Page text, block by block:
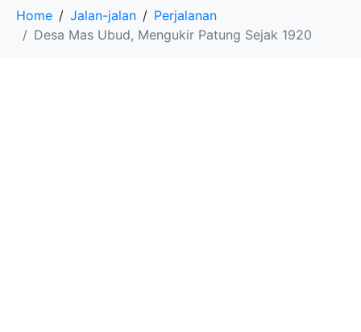
Home Jalan-jalan
Perjalanan
Desa Mas Ubud, Mengukir Patung Sejak 1920